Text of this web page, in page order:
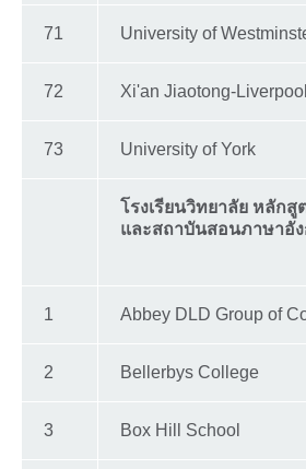
71 University of
72 Xi'an Jiaotong-
73 University of York
โรงเรียนวิทยาลัย หลัก
และสถาบันสอนภาษาอั
1 Abbey DLD Group of
2 Bellerbys College
3 Box Hill School